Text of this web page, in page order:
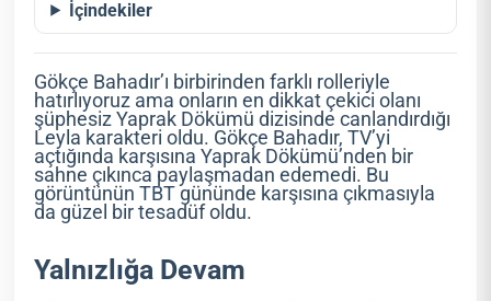
İçindekiler
Gökçe Bahadır’ı birbirinden farklı rolleriyle
hatırlıyoruz ama onların en dikkat çekici olanı
şüphesiz Yaprak Dökümü dizisinde canlandırdığı
Leyla karakteri oldu. Gökçe Bahadır, TV’yi
açtığında karşısına Yaprak Dökümü’nden bir
sahne çıkınca paylaşmadan edemedi. Bu
görüntünün TBT gününde karşısına çıkmasıyla
da güzel bir tesadüf oldu.
Yalnızlığa Devam